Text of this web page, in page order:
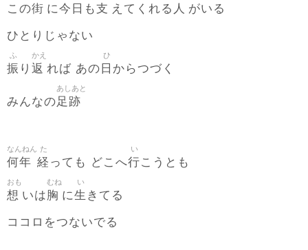
この街 に今日 も支 えてくれる 人 がいる
ひとりじゃない
振
ふ
り 返
かえ
れば あの 日
ひ
からつづく
みんなの足跡
あしあと
何年
なんねん
経
た
っても どこへ行
い
こうとも
想
おも
いは胸
むね
に生
い
きてる
ココロをつないでる